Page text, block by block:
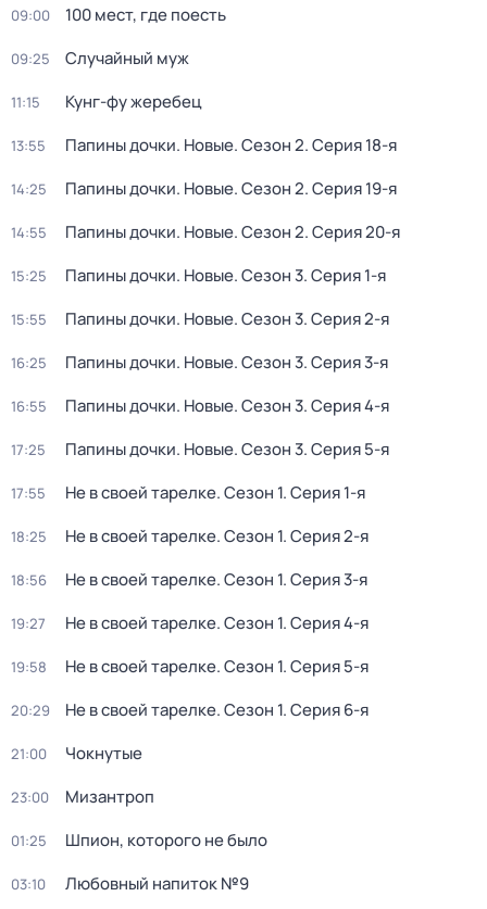
09:00 100 мест, где поесть
09:25 Случайный муж
11:15 Кунг-фу жеребец
13:55 Папины дочки. Новые. Сезон 2. Серия 18-я
14:25 Папины дочки. Новые. Сезон 2. Серия 19-я
14:55 Папины дочки. Новые. Сезон 2. Серия 20-я
15:25 Папины дочки. Новые. Сезон 3. Серия 1-я
15:55 Папины дочки. Новые. Сезон 3. Серия 2-я
16:25 Папины дочки. Новые. Сезон 3. Серия 3-я
16:55 Папины дочки. Новые. Сезон 3. Серия 4-я
17:25 Папины дочки. Новые. Сезон 3. Серия 5-я
17:55 Не в своей тарелке. Сезон 1. Серия 1-я
18:25 Не в своей тарелке. Сезон 1. Серия 2-я
18:56 Не в своей тарелке. Сезон 1. Серия 3-я
19:27 Не в своей тарелке. Сезон 1. Серия 4-я
19:58 Не в своей тарелке. Сезон 1. Серия 5-я
20:29 Не в своей тарелке. Сезон 1. Серия 6-я
21:00 Чокнутые
23:00 Мизантроп
01:25 Шпион, которого не было
03:10 Любовный напиток №9